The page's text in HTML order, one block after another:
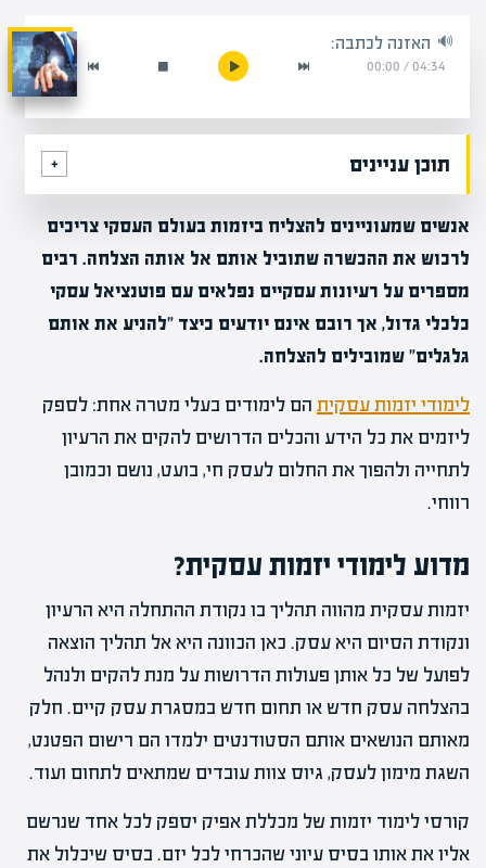
האזנה לכתבה:
04:34
/
00:00
תוכן עניינים
אנשים שמעוניינים להצליח ביזמות בעולם העסקי צריכים
לרכוש את ההכשרה שתוביל אותם אל אותה הצלחה. רבים
מספרים על רעיונות עסקיים נפלאים עם פוטנציאל עסקי
כלכלי גדול, אך רובם אינם יודעים כיצד "להניע את אותם
גלגלים" שמובילים להצלחה.
לימודי יזמות עסקית הם לימודים בעלי מטרה אחת: לספק
ליזמים את כל הידע והכלים הדרושים להקים את הרעיון
לתחייה ולהפוך את החלום לעסק חי, בועט, נושם וכמובן
רווחי.
מדוע לימודי יזמות עסקית?
יזמות עסקית מהווה תהליך בו נקודת ההתחלה היא הרעיון
ונקודת הסיום היא עסק. כאן הכוונה היא אל תהליך הוצאה
לפועל של כל אותן פעולות הדרושות על מנת להקים ולנהל
בהצלחה עסק חדש או תחום חדש במסגרת עסק קיים. חלק
מאותם הנושאים אותם הסטודנטים ילמדו הם רישום הפטנט,
השגת מימון לעסק, גיוס צוות עובדים שמתאים לתחום ועוד.
קורסי לימוד יזמות של מכללת אפיק יספק לכל אחד שנרשם
אליו את אותו בסיס עיוני שהכרחי לכל יזם. בסיס שיכלול את